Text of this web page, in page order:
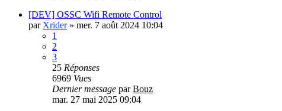
[DEV] OSSC Wifi Remote Control
par Xrider» mer. 7 août 2024 10:04
1
2
3
25 Réponses
6969 Vues
Dernier message parBouz
mar. 27 mai 2025 09:04